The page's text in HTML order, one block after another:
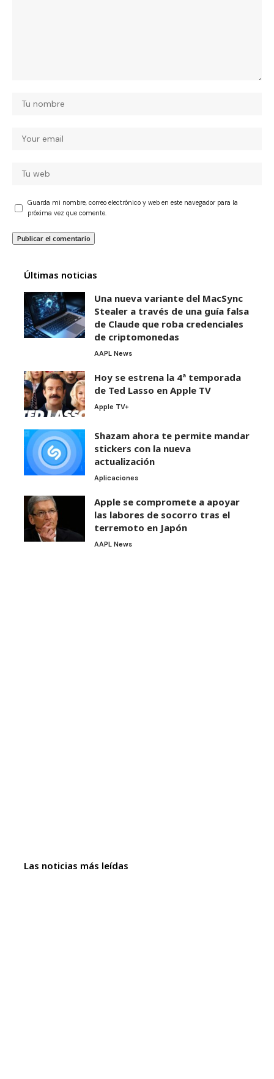
Guarda mi nombre, correo electrónico y web en este navegador para la
próxima vez que comente.
Últimas noticias
Una nueva variante del MacSync
Stealer a través de una guía falsa
de Claude que roba credenciales
de criptomonedas
AAPL News
Hoy se estrena la 4ª temporada
de Ted Lasso en Apple TV
Apple TV+
Shazam ahora te permite mandar
stickers con la nueva
actualización
Aplicaciones
Apple se compromete a apoyar
las labores de socorro tras el
terremoto en Japón
AAPL News
Las noticias más leídas